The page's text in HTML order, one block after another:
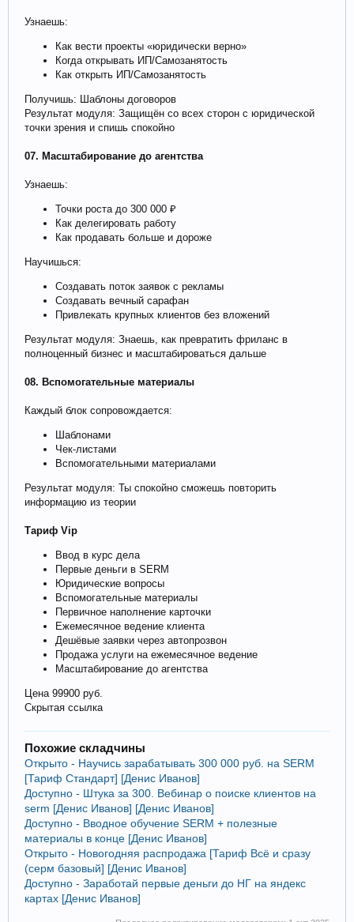
Узнаешь:
Как вести проекты «юридически верно»
Когда открывать ИП/Самозанятость
Как открыть ИП/Самозанятость
Получишь: Шаблоны договоров
Результат модуля: Защищён со всех сторон с юридической
точки зрения и спишь спокойно
07. Масштабирование до агентства
Узнаешь:
Точки роста до 300 000 ₽
Как делегировать работу
Как продавать больше и дороже
Научишься:
Создавать поток заявок с рекламы
Создавать вечный сарафан
Привлекать крупных клиентов без вложений
Результат модуля: Знаешь, как превратить фриланс в
полноценный бизнес и масштабироваться дальше
08. Вспомогательные материалы
Каждый блок сопровождается:
Шаблонами
Чек-листами
Вспомогательными материалами
Результат модуля: Ты спокойно сможешь повторить
информацию из теории
Тариф Vip
Ввод в курс дела
Первые деньги в SERM
Юридические вопросы
Вспомогательные материалы
Первичное наполнение карточки
Ежемесячное ведение клиента
Дешёвые заявки через автопрозвон
Продажа услуги на ежемесячное ведение
Масштабирование до агентства
Цена 99900 руб.
Скрытая ссылка
Похожие складчины
Открыто - Научись зарабатывать 300 000 руб. на SERM
[Тариф Стандарт] [Денис Иванов]
Доступно - Штука за 300. Вебинар о поиске клиентов на
serm [Денис Иванов] [Денис Иванов]
Доступно - Вводное обучение SERM + полезные
материалы в конце [Денис Иванов]
Открыто - Новогодняя распродажа [Тариф Всё и сразу
(серм базовый] [Денис Иванов]
Доступно - Заработай первые деньги до НГ на яндекс
картах [Денис Иванов]